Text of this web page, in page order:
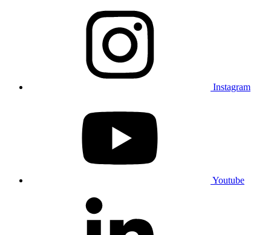
Instagram
Youtube